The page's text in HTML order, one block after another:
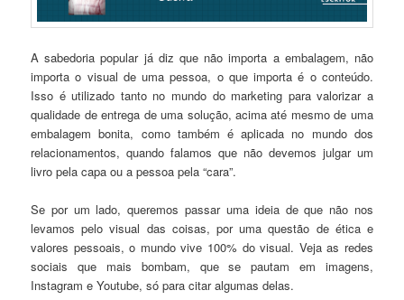
A sabedoria popular já diz que não importa a embalagem, não
importa o visual de uma pessoa, o que importa é o conteúdo.
Isso é utilizado tanto no mundo do marketing para valorizar a
qualidade de entrega de uma solução, acima até mesmo de uma
embalagem bonita, como também é aplicada no mundo dos
relacionamentos, quando falamos que não devemos julgar um
livro pela capa ou a pessoa pela “cara”.
Se por um lado, queremos passar uma ideia de que não nos
levamos pelo visual das coisas, por uma questão de ética e
valores pessoais, o mundo vive 100% do visual. Veja as redes
sociais que mais bombam, que se pautam em imagens,
Instagram e Youtube, só para citar algumas delas.